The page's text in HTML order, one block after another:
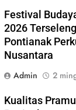
Festival
2026
Pontianak
Nusantara
Admin
2
Kualitas